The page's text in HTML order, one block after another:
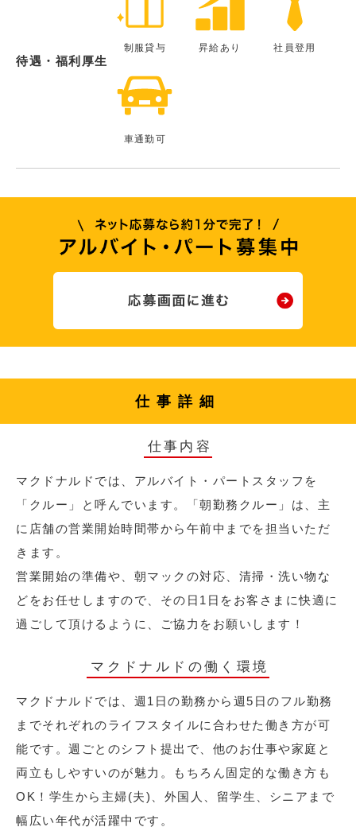
待遇・福利厚生
制服貸与 昇給あり 社員登用
車通勤可
仕事詳細
仕事内容
マクドナルドでは、アルバイト・パートスタッフを
「クルー」と呼んでいます。「朝勤務クルー」は、主
に店舗の営業開始時間帯から午前中までを担当いただ
きます。
営業開始の準備や、朝マックの対応、清掃・洗い物な
どをお任せしますので、その日1日をお客さまに快適に
過ごして頂けるように、ご協力をお願いします！
マクドナルドの働く環境
マクドナルドでは、週1日の勤務から週5日のフル勤務
までそれぞれのライフスタイルに合わせた働き方が可
能です。週ごとのシフト提出で、他のお仕事や家庭と
両立もしやすいのが魅力。もちろん固定的な働き方も
OK！学生から主婦(夫)、外国人、留学生、シニアまで
幅広い年代が活躍中です。